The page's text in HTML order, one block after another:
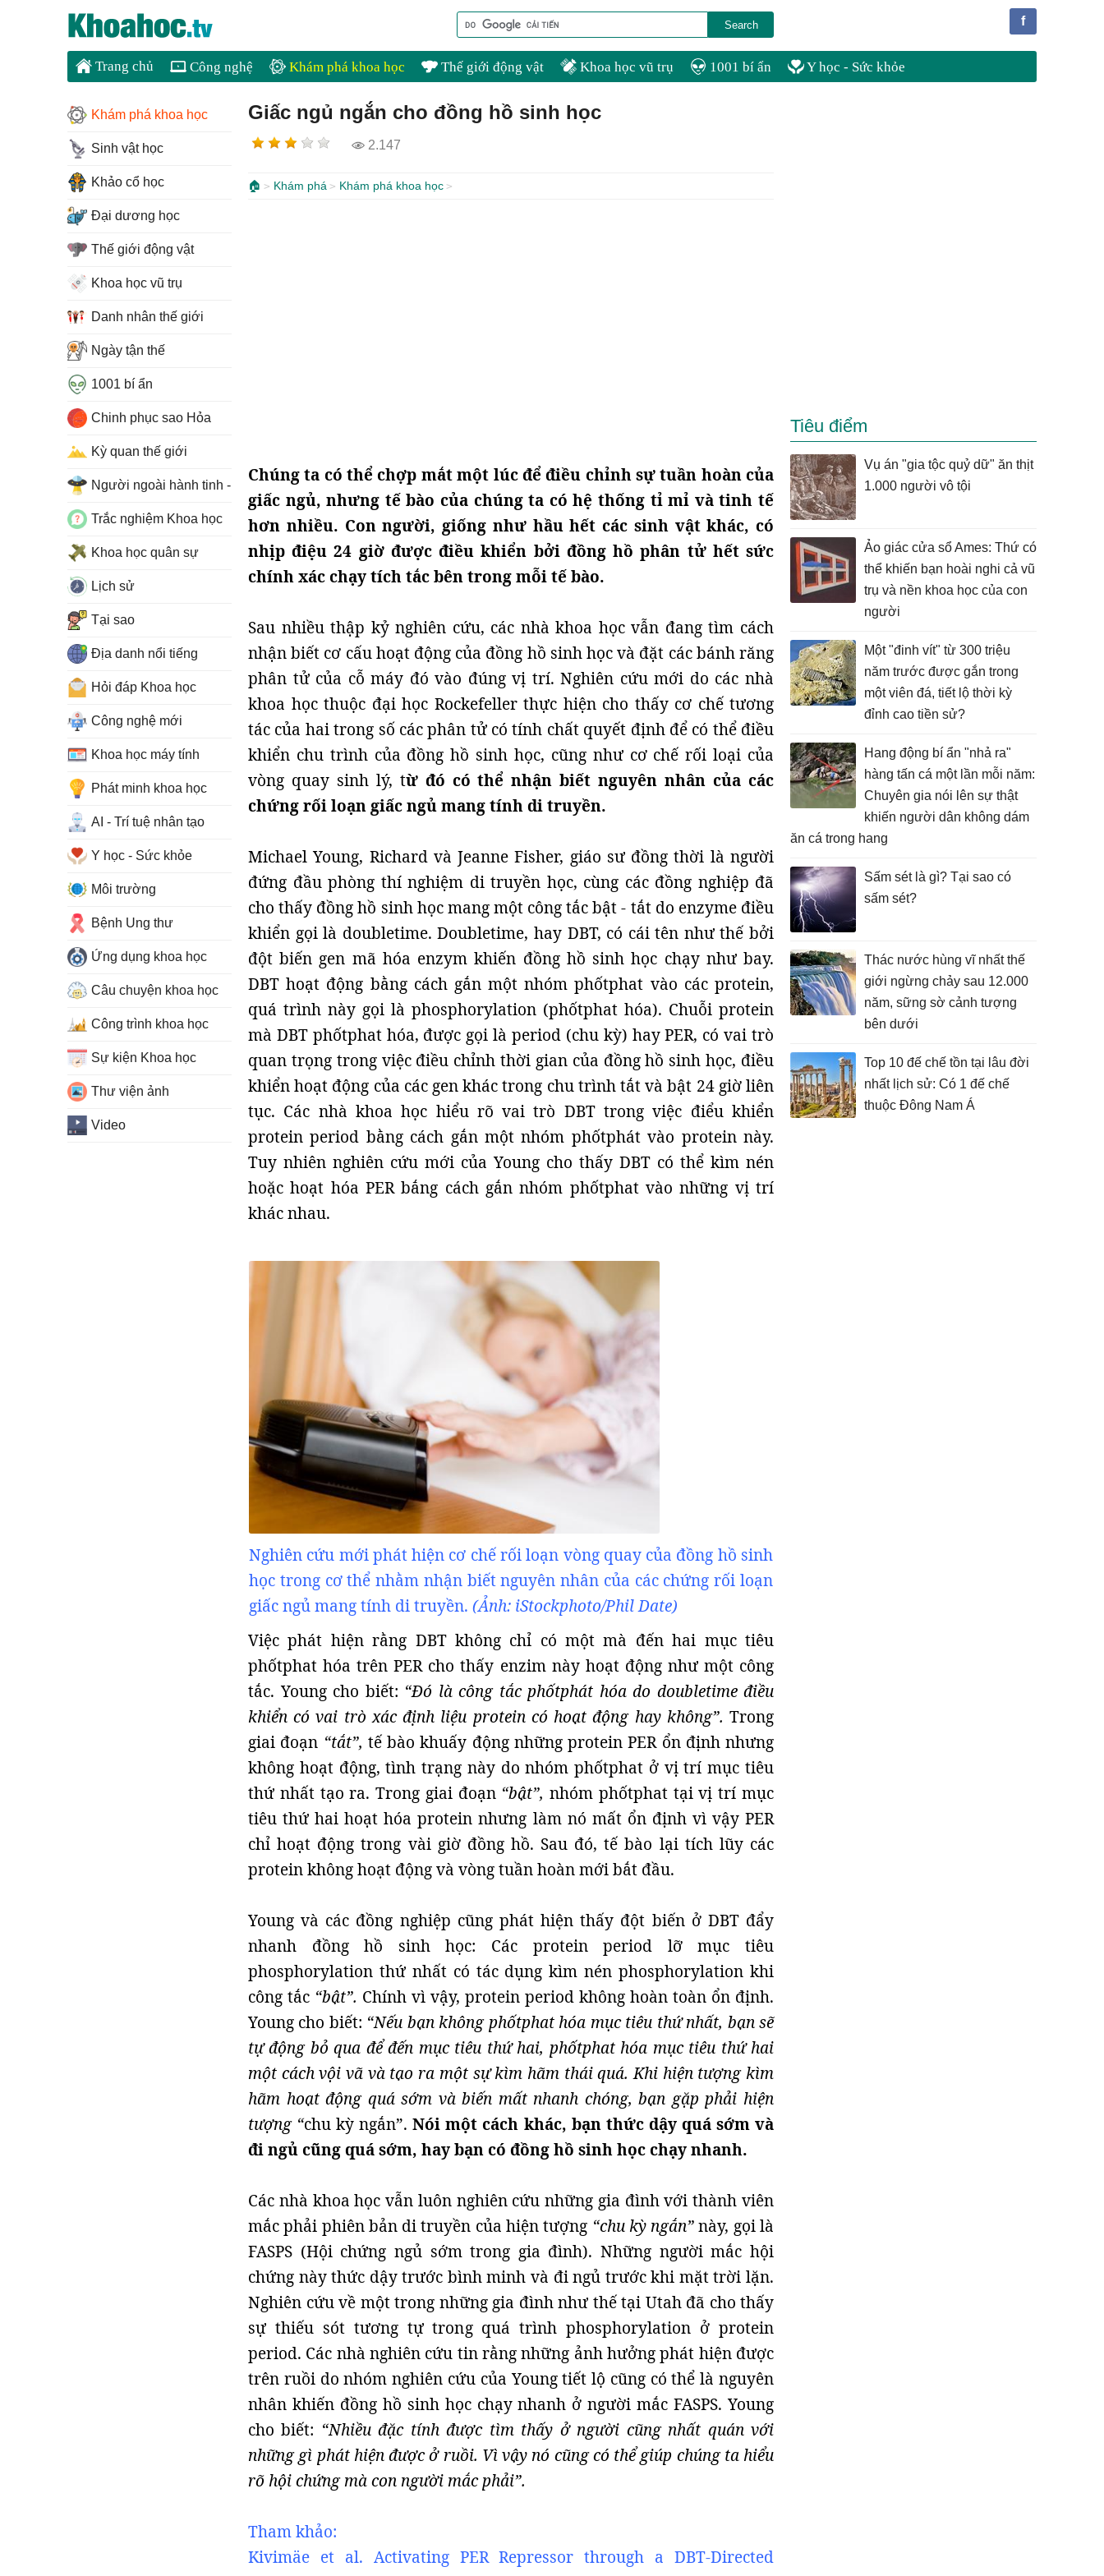
f
Trang chủ Công nghệ Khám phá khoa học Thế giới động vật Khoa học vũ trụ 1001 bí ẩn Y học - Sức khỏe
Giấc ngủ ngắn cho đồng hồ sinh học
2.147
🏠 Khám phá Khám phá khoa học
Chúng ta có thể chợp mắt một lúc để điều chỉnh sự tuần hoàn của
giấc ngủ, nhưng tế bào của chúng ta có hệ thống tỉ mỉ và tinh tế
hơn nhiều. Con người, giống như hầu hết các sinh vật khác, có
nhịp điệu 24 giờ được điều khiển bởi đồng hồ phân tử hết sức
chính xác chạy tích tắc bên trong mỗi tế bào.
Sau nhiều thập kỷ nghiên cứu, các nhà khoa học vẫn đang tìm cách
nhận biết cơ cấu hoạt động của đồng hồ sinh học và đặt các bánh răng
phân tử của cỗ máy đó vào đúng vị trí. Nghiên cứu mới do các nhà
khoa học thuộc đại học Rockefeller thực hiện cho thấy cơ chế tương
tác của hai trong số các phân tử có tính chất quyết định để có thể điều
khiển chu trình của đồng hồ sinh học, cũng như cơ chế rối loại của
vòng quay sinh lý, từ đó có thể nhận biết nguyên nhân của các
chứng rối loạn giấc ngủ mang tính di truyền.
Michael Young, Richard và Jeanne Fisher, giáo sư đồng thời là người
đứng đầu phòng thí nghiệm di truyền học, cùng các đồng nghiệp đã
cho thấy đồng hồ sinh học mang một công tắc bật - tắt do enzyme điều
khiển gọi là doubletime. Doubletime, hay DBT, có cái tên như thế bởi
đột biến gen mã hóa enzym khiến đồng hồ sinh học chạy như bay.
DBT hoạt động bằng cách gắn một nhóm phốtphat vào các protein,
quá trình này gọi là phosphorylation (phốtphat hóa). Chuỗi protein
mà DBT phốtphat hóa, được gọi là period (chu kỳ) hay PER, có vai trò
quan trọng trong việc điều chỉnh thời gian của đồng hồ sinh học, điều
khiển hoạt động của các gen khác trong chu trình tắt và bật 24 giờ liên
tục. Các nhà khoa học hiểu rõ vai trò DBT trong việc điểu khiển
protein period bằng cách gắn một nhóm phốtphát vào protein này.
Tuy nhiên nghiên cứu mới của Young cho thấy DBT có thể kìm nén
hoặc hoạt hóa PER bắng cách gắn nhóm phốtphat vào những vị trí
khác nhau.
Nghiên cứu mới phát hiện cơ chế rối loạn vòng quay của đồng hồ sinh
học trong cơ thể nhằm nhận biết nguyên nhân của các chứng rối loạn
giấc ngủ mang tính di truyền. (Ảnh: iStockphoto/Phil Date)
Việc phát hiện rằng DBT không chỉ có một mà đến hai mục tiêu
phốtphat hóa trên PER cho thấy enzim này hoạt động như một công
tắc. Young cho biết: “Đó là công tắc phốtphát hóa do doubletime điều
khiển có vai trò xác định liệu protein có hoạt động hay không”. Trong
giai đoạn “tắt”, tế bào khuấy động những protein PER ổn định nhưng
không hoạt động, tình trạng này do nhóm phốtphat ở vị trí mục tiêu
thứ nhất tạo ra. Trong giai đoạn “bật”, nhóm phốtphat tại vị trí mục
tiêu thứ hai hoạt hóa protein nhưng làm nó mất ổn định vì vậy PER
chỉ hoạt động trong vài giờ đồng hồ. Sau đó, tế bào lại tích lũy các
protein không hoạt động và vòng tuần hoàn mới bắt đầu.
Young và các đồng nghiệp cũng phát hiện thấy đột biến ở DBT đẩy
nhanh đồng hồ sinh học: Các protein period lỡ mục tiêu
phosphorylation thứ nhất có tác dụng kìm nén phosphorylation khi
công tắc “bật”. Chính vì vậy, protein period không hoàn toàn ổn định.
Young cho biết: “Nếu bạn không phốtphat hóa mục tiêu thứ nhất, bạn sẽ
tự động bỏ qua để đến mục tiêu thứ hai, phốtphat hóa mục tiêu thứ hai
một cách vội vã và tạo ra một sự kìm hãm thái quá. Khi hiện tượng kìm
hãm hoạt động quá sớm và biến mất nhanh chóng, bạn gặp phải hiện
tượng “chu kỳ ngắn”.Nói một cách khác, bạn thức dậy quá sớm và
đi ngủ cũng quá sớm, hay bạn có đồng hồ sinh học chạy nhanh.
Các nhà khoa học vẫn luôn nghiên cứu những gia đình với thành viên
mắc phải phiên bản di truyền của hiện tượng “chu kỳ ngắn”này, gọi là
FASPS (Hội chứng ngủ sớm trong gia đình). Những người mắc hội
chứng này thức dậy trước bình minh và đi ngủ trước khi mặt trời lặn.
Nghiên cứu về một trong những gia đình như thế tại Utah đã cho thấy
sự thiếu sót tương tự trong quá trình phosphorylation ở protein
period. Các nhà nghiên cứu tin rằng những ảnh hưởng phát hiện được
trên ruồi do nhóm nghiên cứu của Young tiết lộ cũng có thể là nguyên
nhân khiến đồng hồ sinh học chạy nhanh ở người mắc FASPS. Young
cho biết: “Nhiều đặc tính được tìm thấy ở người cũng nhất quán với
những gì phát hiện được ở ruồi. Vì vậy nó cũng có thể giúp chúng ta hiểu
rõ hội chứng mà con người mắc phải”.
Tham khảo:
Kivimäe et al. Activating PER Repressor through a DBT-Directed
Tiêu điểm
Vụ án "gia tộc quỷ dữ" ăn thịt
1.000 người vô tội
Ảo giác cửa sổ Ames: Thứ có
thể khiến bạn hoài nghi cả vũ
trụ và nền khoa học của con
người
Một "đinh vít" từ 300 triệu
năm trước được gắn trong
một viên đá, tiết lộ thời kỳ
đỉnh cao tiền sử?
Hang động bí ẩn "nhả ra"
hàng tấn cá một lần mỗi năm:
Chuyên gia nói lên sự thật
khiến người dân không dám
ăn cá trong hang
Sấm sét là gì? Tại sao có
sấm sét?
Thác nước hùng vĩ nhất thế
giới ngừng chảy sau 12.000
năm, sững sờ cảnh tượng
bên dưới
Top 10 đế chế tồn tại lâu đời
nhất lịch sử: Có 1 đế chế
thuộc Đông Nam Á
Khám phá khoa học
Sinh vật học
Khảo cổ học
Đại dương học
Thế giới động vật
Khoa học vũ trụ
Danh nhân thế giới
Ngày tận thế
1001 bí ẩn
Chinh phục sao Hỏa
Kỳ quan thế giới
Người ngoài hành tinh - UFO
Trắc nghiệm Khoa học
Khoa học quân sự
Lịch sử
Tại sao
Địa danh nổi tiếng
Hỏi đáp Khoa học
Công nghệ mới
Khoa học máy tính
Phát minh khoa học
AI - Trí tuệ nhân tạo
Y học - Sức khỏe
Môi trường
Bệnh Ung thư
Ứng dụng khoa học
Câu chuyện khoa học
Công trình khoa học
Sự kiện Khoa học
Thư viện ảnh
Video